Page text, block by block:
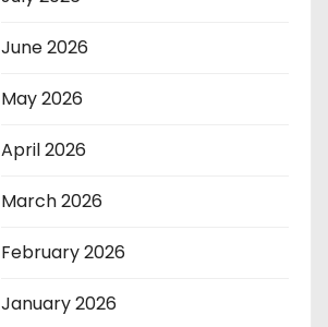
June 2026
May 2026
April 2026
March 2026
February 2026
January 2026